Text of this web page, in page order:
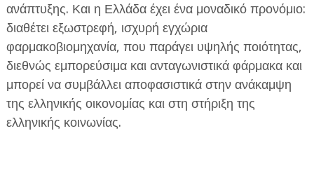
ανάπτυξης. Και η Ελλάδα έχει ένα μοναδικό προνόμιο:
διαθέτει εξωστρεφή, ισχυρή εγχώρια
φαρμακοβιομηχανία, που παράγει υψηλής ποιότητας,
διεθνώς εμπορεύσιμα και ανταγωνιστικά φάρμακα και
μπορεί να συμβάλλει αποφασιστικά στην ανάκαμψη
της ελληνικής οικονομίας και στη στήριξη της
ελληνικής κοινωνίας.